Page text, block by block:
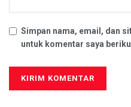
Simpan nama, email, dan
untuk komentar saya